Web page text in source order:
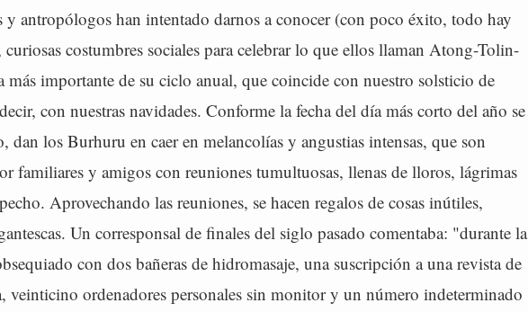
y antropólogos han intentado darnos a conocer (con poco éxito, todo hay
costumbres sociales para celebrar lo que ellos llaman Atong-Tolin-
más importante de su ciclo anual, que coincide con nuestro solsticio de
con nuestras navidades. Conforme la fecha del día más corto del año se
dan los Burhuru en caer en melancolías y angustias intensas, que son
familiares y amigos con reuniones tumultuosas, llenas de lloros, lágrimas
Aprovechando las reuniones, se hacen regalos de cosas inútiles,
Un corresponsal de finales del siglo pasado comentaba: "durante la
con dos bañeras de hidromasaje, una suscripción a una revista de
veinticino ordenadores personales sin monitor y un número indeterminado